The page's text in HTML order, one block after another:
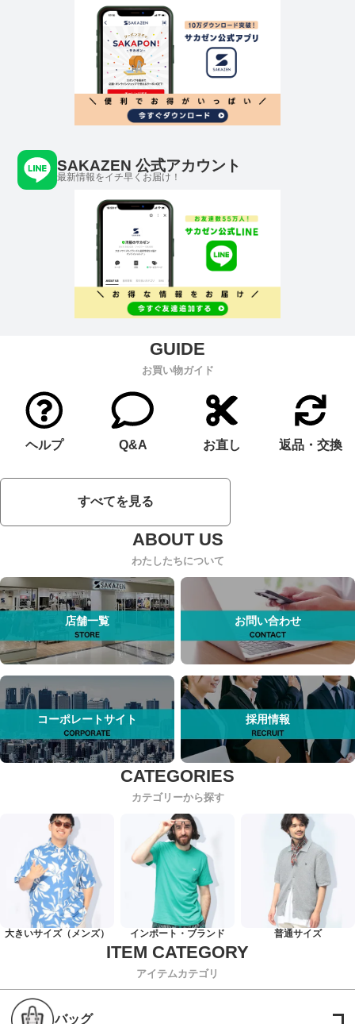
SAKAZEN 公式アカウント
最新情報をイチ早くお届け！
お買い物ガイド
ヘルプ Q&A お直し 返品・交換
すべてを見る
わたしたちについて
店舗一覧 お問い合わせ
コーポレートサイト 採用情報
カテゴリーから探す
大きいサイズ（メンズ） インポート・ブランド 普通サイズ
アイテムカテゴリ
バッグ